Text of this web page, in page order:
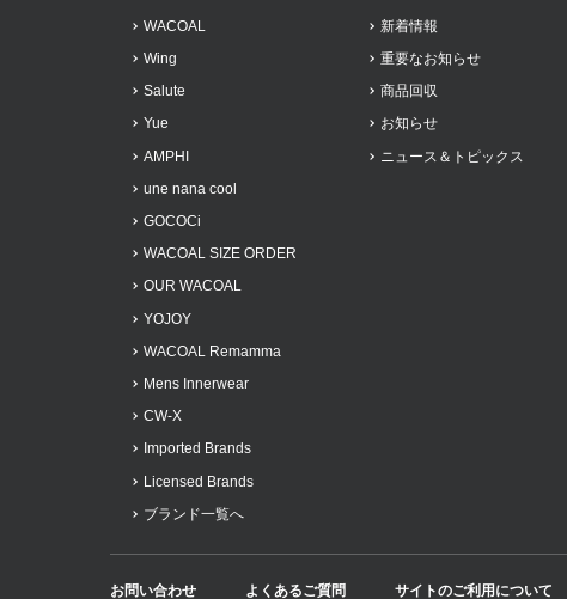
WACOAL
Wing
Salute
Yue
AMPHI
une nana cool
GOCOCi
WACOAL SIZE ORDER
OUR WACOAL
YOJOY
WACOAL Remamma
Mens Innerwear
CW-X
Imported Brands
Licensed Brands
ブランド一覧へ
新着情報
重要なお知らせ
商品回収
お知らせ
ニュース＆トピックス
お問い合わせ よくあるご質問 サイトのご利用について